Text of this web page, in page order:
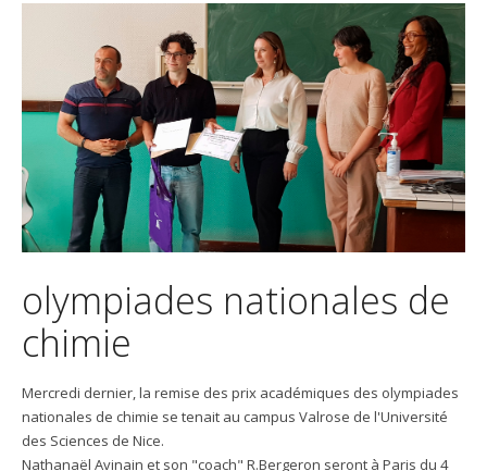
olympiades nationales de
chimie
Mercredi dernier, la remise des prix académiques des olympiades
nationales de chimie se tenait au campus Valrose de l'Université
des Sciences de Nice.
Nathanaël Avinain et son "coach" R.Bergeron seront à Paris du 4